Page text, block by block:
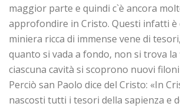
maggior parte e quindi c`è ancora
approfondire in Cristo. Questi infatti è
miniera ricca di immense vene di
quanto si vada a fondo, non si trova la
ciascuna cavità si scoprono nuovi
Perciò san Paolo dice del Cristo: «In
nascosti tutti i tesori della sapienza e